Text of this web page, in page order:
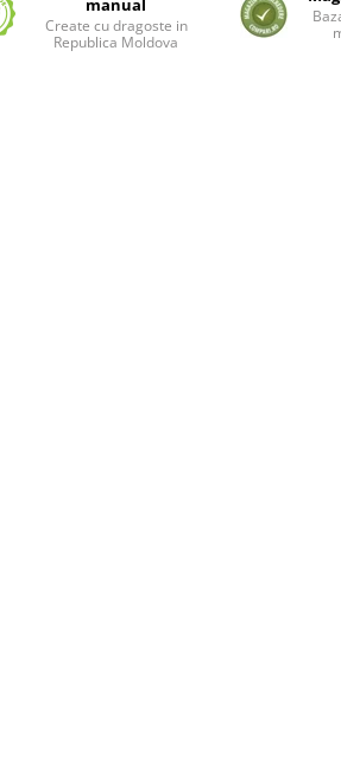
manual
Create cu dragoste in
Republica Moldova